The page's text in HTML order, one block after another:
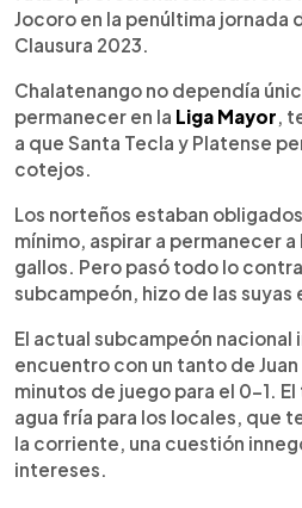
Jocoro en la penúltima jornada
Clausura 2023.
Chalatenango no dependía
permanecer en la Liga Mayor,
a que Santa Tecla y Platense
cotejos.
Los norteños estaban
mínimo, aspirar a permanecer
gallos. Pero pasó todo lo
subcampeón, hizo de las suyas
El actual subcampeón nacional
encuentro con un tanto de Juan
minutos de juego para el 0-1.
agua fría para los locales, que
la corriente, una cuestión
intereses.